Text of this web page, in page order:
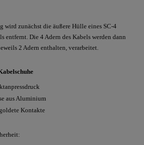
wird zunächst die äußere Hülle eines SC-4
entfernt. Die 4 Adern des Kabels werden dann
2 Adern enthalten, verarbeitet.
aus Aluminium
Kontakte